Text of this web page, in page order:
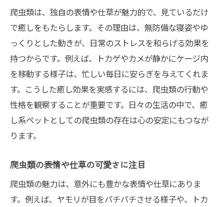
爬虫類は、独自の表情や仕草が魅力的で、見ているだけ
で癒しをもたらします。その理由は、無防備な寝姿やゆ
っくりとした動きが、日常のストレスを和らげる効果を
持つからです。例えば、トカゲやカメが静かにケージ内
を移動する様子は、忙しい毎日に安らぎを与えてくれま
す。こうした癒し効果を実感するには、爬虫類の行動や
性格を観察することが重要です。日々の生活の中で、癒
し系ペットとしての爬虫類の存在は心の安定にもつなが
ります。
爬虫類の表情や仕草の可愛さに注目
爬虫類の魅力は、意外にも豊かな表情や仕草にありま
す。例えば、ヤモリが目をパチパチさせる様子や、トカ